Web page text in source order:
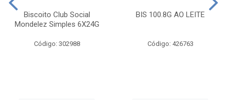
Biscoito Club Social
Mondelez Simples 6X24G
Código: 302988
BIS 100.8G AO LEITE
Código: 426763